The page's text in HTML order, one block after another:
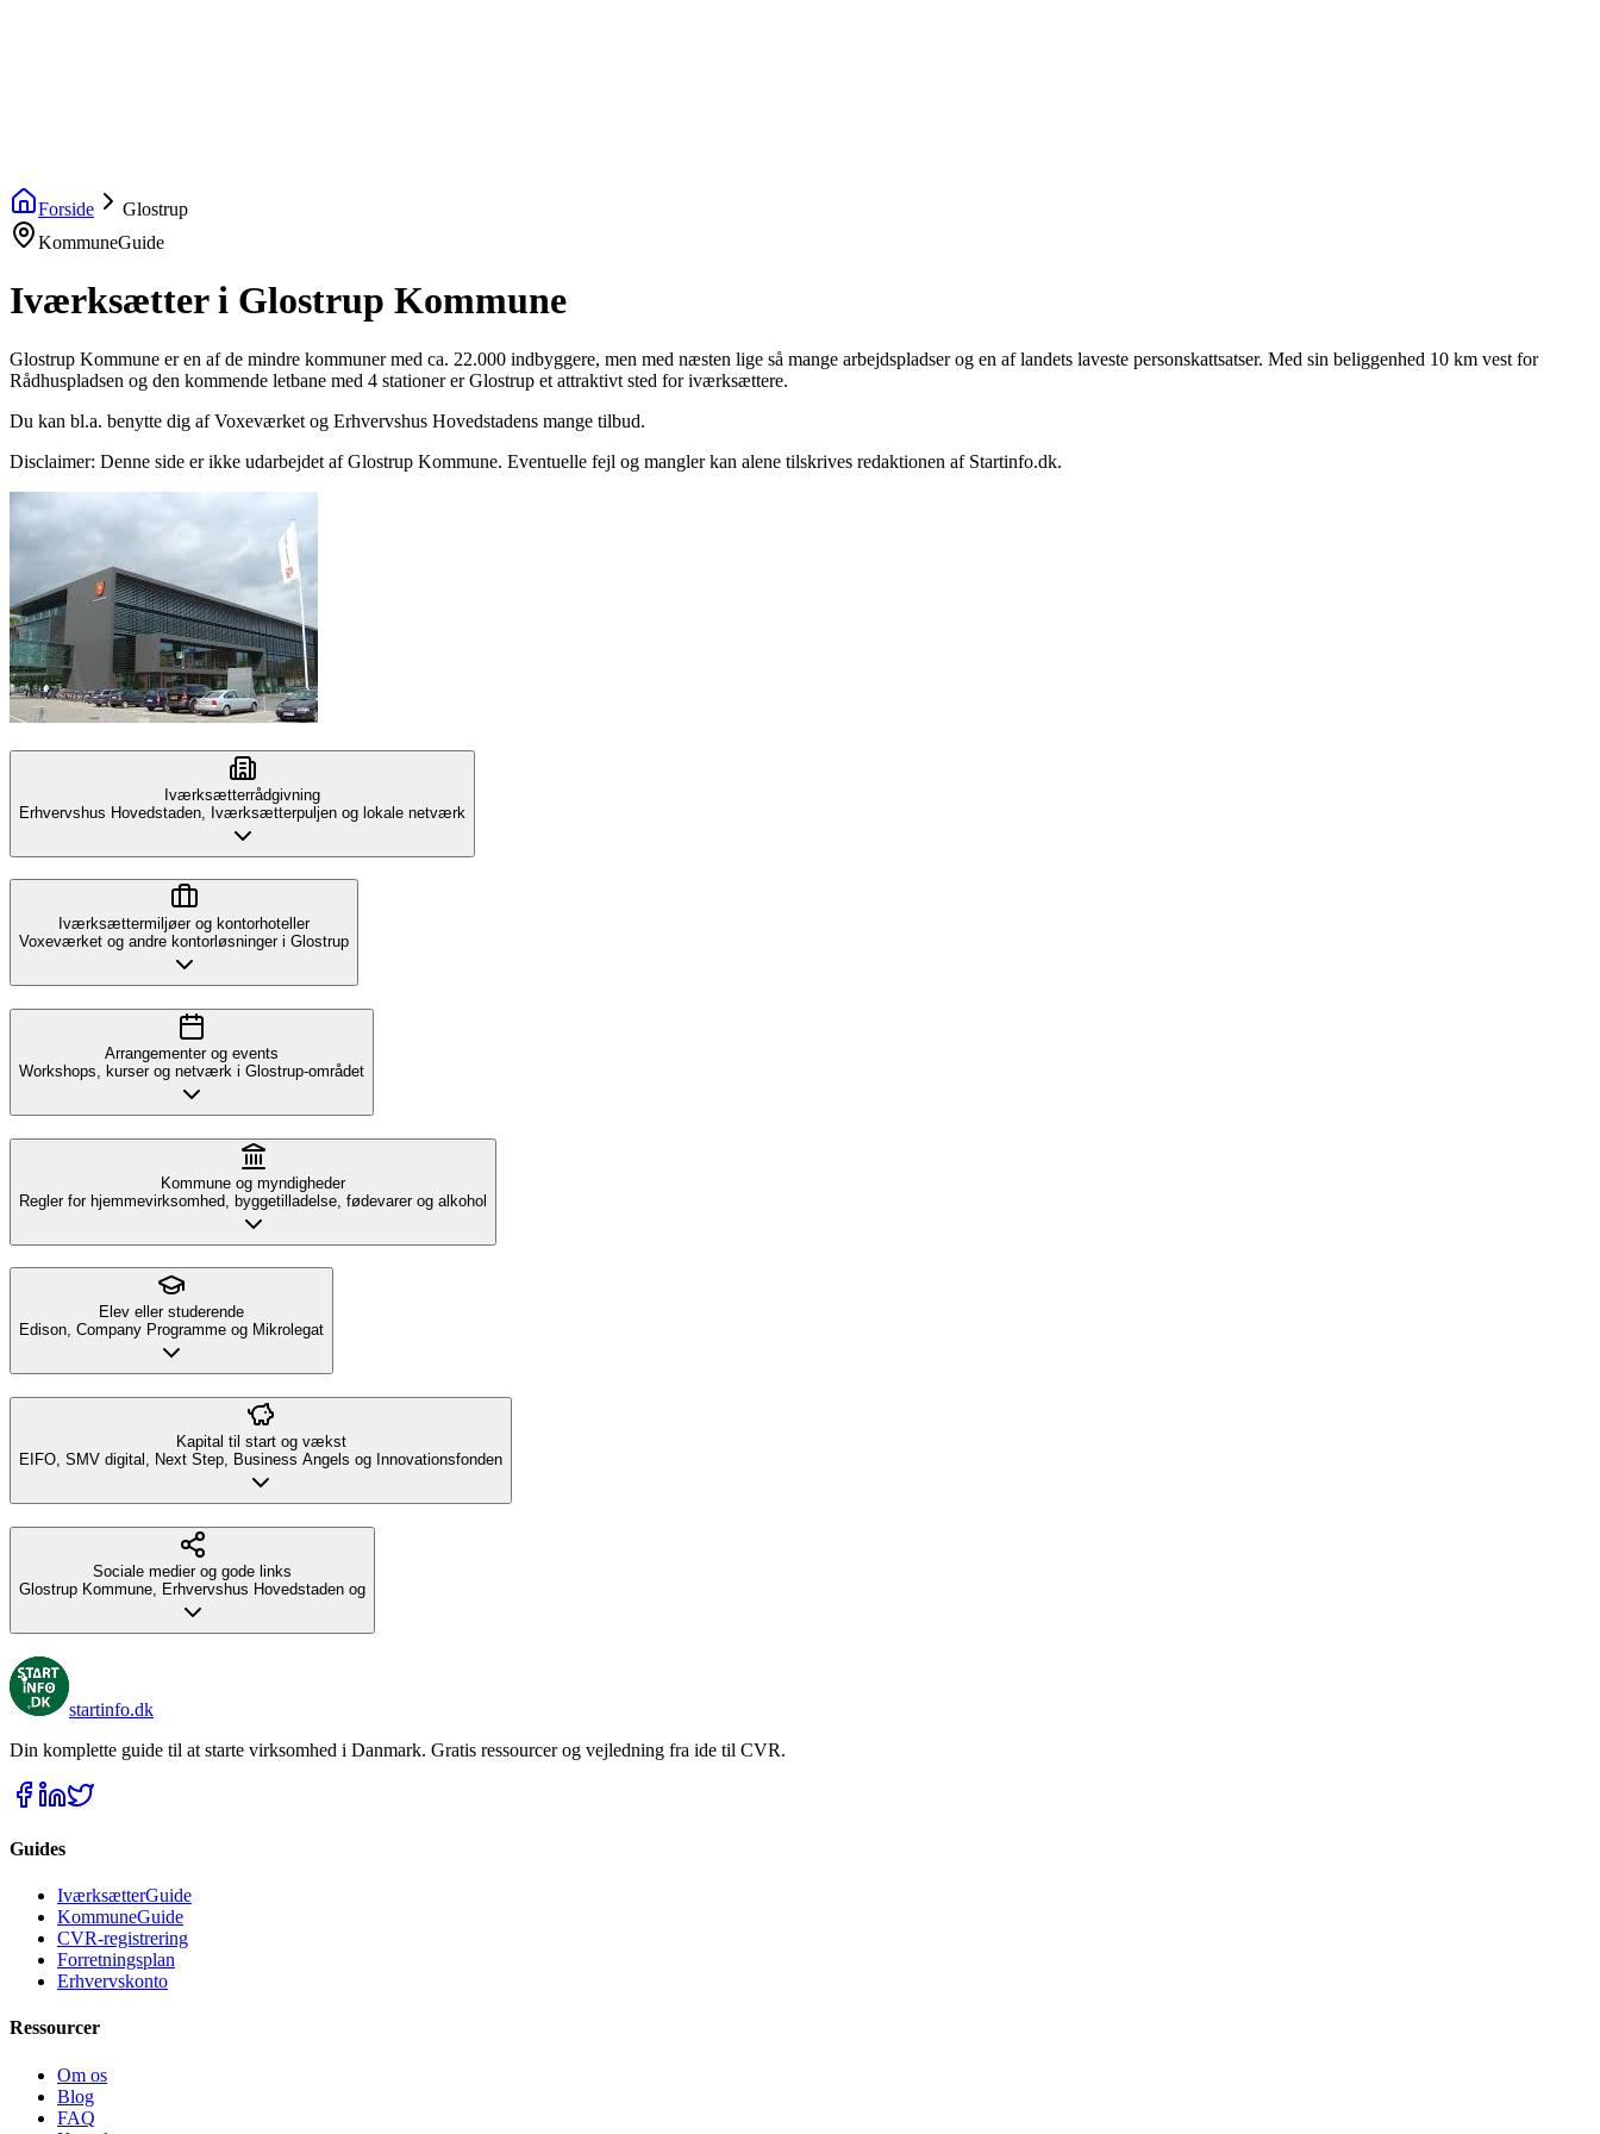
Forside
Glostrup
KommuneGuide
Iværksætter i Glostrup Kommune
Glostrup Kommune er en af de mindre kommuner med ca. 22.000 indbyggere, men med næsten lige så mange arbejdspladser og en af landets laveste personskattsatser. Med sin beliggenhed 10 km vest for
Rådhuspladsen og den kommende letbane med 4 stationer er Glostrup et attraktivt sted for iværksættere.
Du kan bl.a. benytte dig af Voxeværket og Erhvervshus Hovedstadens mange tilbud.
Disclaimer: Denne side er ikke udarbejdet af Glostrup Kommune. Eventuelle fejl og mangler kan alene tilskrives redaktionen af Startinfo.dk.
Iværksætterrådgivning
Erhvervshus Hovedstaden, Iværksætterpuljen og lokale netværk
Iværksættermiljøer og kontorhoteller
Voxeværket og andre kontorløsninger i Glostrup
Arrangementer og events
Workshops, kurser og netværk i Glostrup-området
Kommune og myndigheder
Regler for hjemmevirksomhed, byggetilladelse, fødevarer og alkohol
Elev eller studerende
Edison, Company Programme og Mikrolegat
Kapital til start og vækst
EIFO, SMV digital, Next Step, Business Angels og Innovationsfonden
Sociale medier og gode links
Glostrup Kommune, Erhvervshus Hovedstaden og
startinfo.dk
Din komplette guide til at starte virksomhed i Danmark. Gratis ressourcer og vejledning fra ide til CVR.
Guides
IværksætterGuide
KommuneGuide
CVR-registrering
Forretningsplan
Erhvervskonto
Ressourcer
Om os
Blog
FAQ